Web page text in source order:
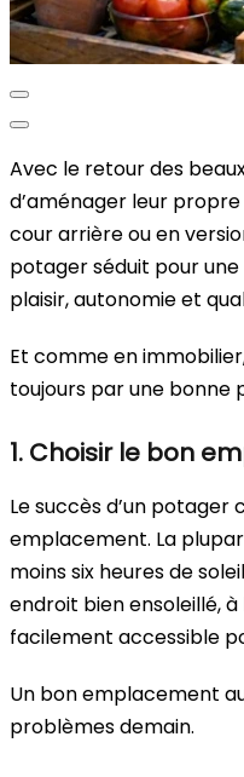
Avec le retour des
d’aménager leur
cour arrière ou en
potager séduit pour
plaisir, autonomie et
Et comme en
toujours par une bonne
1. Choisir le bon
Le succès d’un
emplacement. La
moins six heures de
endroit bien ensoleillé,
facilement accessible
Un bon emplacement
problèmes demain.